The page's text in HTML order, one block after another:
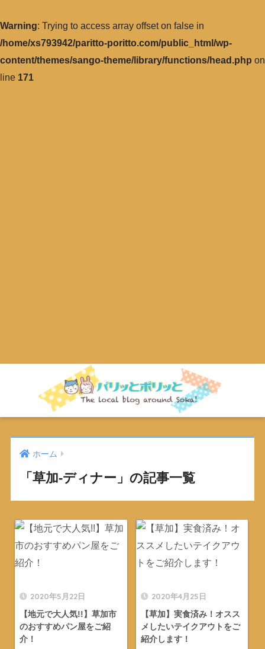
Warning: Trying to access array offset on false in
/home/xs793942/paritto-poritto.com/public_html/wp-
content/themes/sango-theme/library/functions/head.php on
line 171
ホーム
「草加-ディナー」の記事一覧
2020年5月22日
【地元で大人気!!】草加市
のおすすめパン屋をご紹
介！
2020年4月25日
【草加】実食済み！オスス
メしたいテイクアウトをご
紹介します！